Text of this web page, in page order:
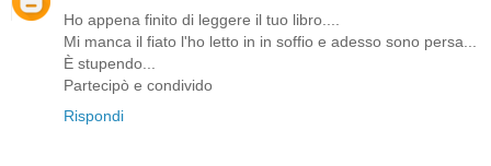
Ho appena finito di leggere il tuo libro....
Mi manca il fiato l'ho letto in in soffio e adesso sono persa...
È stupendo...
Partecipò e condivido
Rispondi